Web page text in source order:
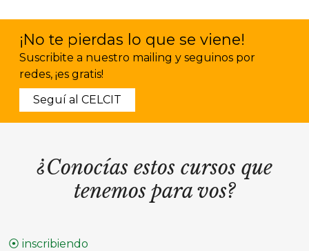
¡No te pierdas lo que se viene!
Suscribite a nuestro mailing y seguinos por
redes, ¡es gratis!
Seguí al CELCIT
¿Conocías estos cursos que
tenemos para vos?
⦿ inscribiendo